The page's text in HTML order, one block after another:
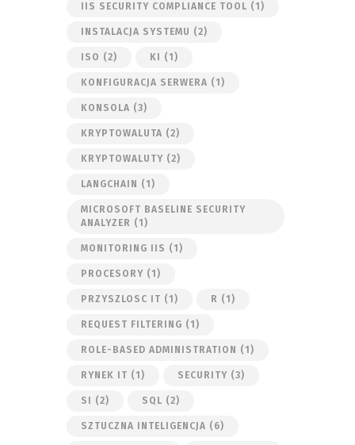
IIS SECURITY COMPLIANCE TOOL (1)
INSTALACJA SYSTEMU (2)
ISO (2) KI (1)
KONFIGURACJA SERWERA (1)
KONSOLA (3)
KRYPTOWALUTA (2)
KRYPTOWALUTY (2)
LANGCHAIN (1)
MICROSOFT BASELINE SECURITY
ANALYZER (1)
MONITORING IIS (1)
PROCESORY (1)
PRZYSZLOSC IT (1) R (1)
REQUEST FILTERING (1)
ROLE-BASED ADMINISTRATION (1)
RYNEK IT (1) SECURITY (3)
SI (2) SQL (2)
SZTUCZNA INTELIGENCJA (6)